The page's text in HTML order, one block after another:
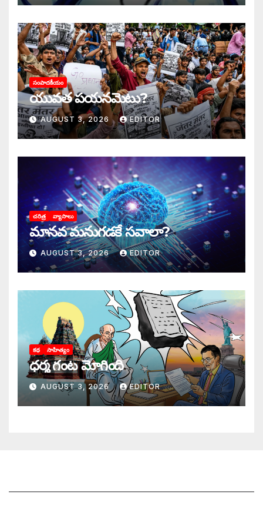
సంపాదకీయం
యువత పయనమెటు?
AUGUST 3, 2026 EDITOR
చరిత్ర వ్యాసాలు
మానవ మనుగడకే సవాలా?
AUGUST 3, 2026 EDITOR
కథ సాహిత్యం
ధర్మ గంట మోగింది
AUGUST 3, 2026 EDITOR